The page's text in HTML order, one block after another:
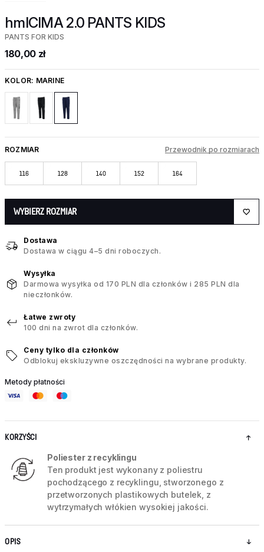
hmlCIMA 2.0 PANTS KIDS
PANTS FOR KIDS
180,00 zł
KOLOR: MARINE
ROZMIAR Przewodnik po rozmiarach
116 128 140 152 164
WYBIERZ ROZMIAR
Dostawa
Dostawa w ciągu 4–5 dni roboczych.
Wysyłka
Darmowa wysyłka od 170 PLN dla członków i 285 PLN dla
nieczłonków.
Łatwe zwroty
100 dni na zwrot dla członków.
Ceny tylko dla członków
Odblokuj ekskluzywne oszczędności na wybrane produkty.
Metody płatności
KORZYŚCI
Poliester z recyklingu
Ten produkt jest wykonany z poliestru
pochodzącego z recyklingu, stworzonego z
przetworzonych plastikowych butelek, z
wytrzymałych włókien wysokiej jakości.
OPIS